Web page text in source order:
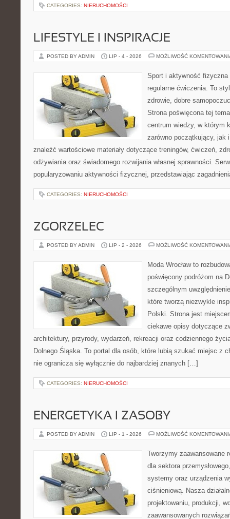
CATEGORIES: NIERUCHOMOŚCI
LIFESTYLE I INSPIRACJE
POSTED BY ADMIN LIP - 4 - 2026 MOŻLIWOŚĆ
Sport i aktywność
regularne ćwiczenia. To
zdrowie, dobre
Strona poświęcona tej
centrum wiedzy, w którym
zarówno początkujący, jak
znaleźć wartościowe materiały dotyczące treningów, ćwiczeń,
odżywiania oraz świadomego rozwijania własnej sprawności.
popularyzowaniu aktywności fizycznej, przedstawiając
CATEGORIES: NIERUCHOMOŚCI
ZGORZELEC
POSTED BY ADMIN LIP - 2 - 2026 MOŻLIWOŚĆ
Moda Wrocław to
poświęcony podróżom na
szczególnym
które tworzą niezwykle
Polski. Strona jest
ciekawe opisy dotyczące
architektury, przyrody, wydarzeń, rekreacji oraz codziennego
Dolnego Śląska. To portal dla osób, które lubią szukać miejsc z
nie ogranicza się wyłącznie do najbardziej znanych […]
CATEGORIES: NIERUCHOMOŚCI
ENERGETYKA I ZASOBY
POSTED BY ADMIN LIP - 1 - 2026 MOŻLIWOŚĆ
Tworzymy zaawansowane
dla sektora
systemy oraz urządzenia
ciśnieniową. Nasza
projektowaniu, produkcji,
zaawansowanych